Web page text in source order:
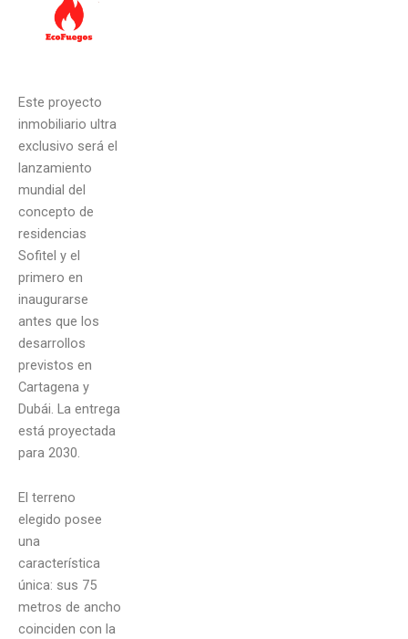
Este proyecto
inmobiliario ultra
exclusivo será el
lanzamiento
mundial del
concepto de
residencias
Sofitel y el
primero en
inaugurarse
antes que los
desarrollos
previstos en
Cartagena y
Dubái. La entrega
está proyectada
para 2030.
El terreno
elegido posee
una
característica
única: sus 75
metros de ancho
coinciden con la